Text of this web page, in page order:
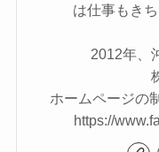
は仕事もき
2012年、
ホームページの
https://